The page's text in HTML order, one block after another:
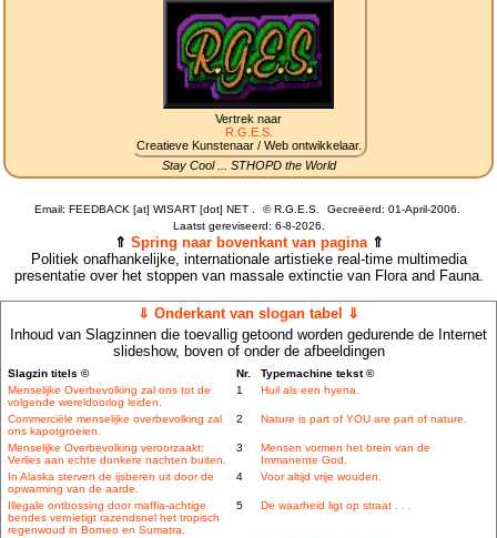
Vertrek naar
R.G.E.S.
Creatieve Kunstenaar / Web ontwikkelaar.
Stay Cool ... STHOPD the World
Email: FEEDBACK [at] WISART [dot] NET . ©R.G.E.S.
Gecreëerd: 01-April-2006.
Laatst gereviseerd: 6-8-2026.
⇑ Spring naar bovenkant van pagina⇑
Politiek onafhankelijke, internationale artistieke real-time multimedia
presentatie over het stoppen van massale extinctie van Flora and Fauna.
⇓ Onderkant van slogan tabel ⇓
Inhoud van Slagzinnen die toevallig getoond worden gedurende de Internet
slideshow, boven of onder de afbeeldingen
Slagzin titels © Nr.
Typemachine tekst ©
Menselijke Overbevolking zal ons tot de
volgende wereldoorlog leiden.
1 Huil als een hyena.
Commerciële menselijke overbevolking zal
ons kapotgroeien.
2 Nature is part of YOU are part of nature.
Menselijke Overbevolking veroorzaakt:
Verlies aan echte donkere nachten buiten.
3
Mensen vormen het brein van de
Immanente God.
In Alaska sterven de ijsberen uit door de
opwarming van de aarde.
4 Voor altijd vrije wouden.
Illegale ontbossing door maffia-achtige
bendes vernietigt razendsnel het tropisch
regenwoud in Borneo en Sumatra.
5 De waarheid ligt op straat . . .